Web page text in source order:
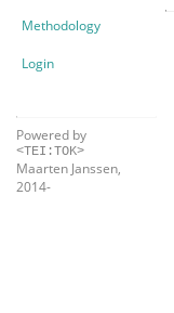
Methodology
Login
Powered by
<TEI:TOK>
Maarten Janssen,
2014-